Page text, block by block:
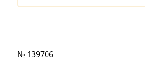
№ 139706